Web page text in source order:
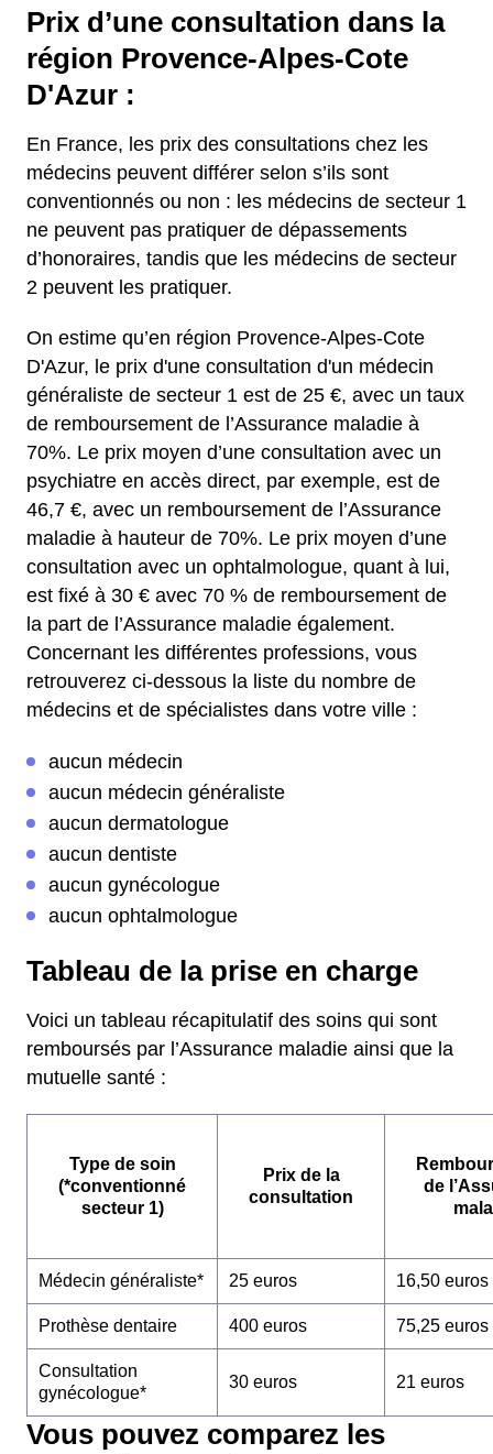
Prix d’une consultation dans la
région Provence-Alpes-Cote
D'Azur :
En France, les prix des consultations chez les
médecins peuvent différer selon s’ils sont
conventionnés ou non : les médecins de secteur 1
ne peuvent pas pratiquer de dépassements
d’honoraires, tandis que les médecins de secteur
2 peuvent les pratiquer.
On estime qu’en région Provence-Alpes-Cote
D'Azur, le prix d'une consultation d'un médecin
généraliste de secteur 1 est de 25 €, avec un taux
de remboursement de l’Assurance maladie à
70%. Le prix moyen d’une consultation avec un
psychiatre en accès direct, par exemple, est de
46,7 €, avec un remboursement de l’Assurance
maladie à hauteur de 70%. Le prix moyen d’une
consultation avec un ophtalmologue, quant à lui,
est fixé à 30 € avec 70 % de remboursement de
la part de l’Assurance maladie également.
Concernant les différentes professions, vous
retrouverez ci-dessous la liste du nombre de
médecins et de spécialistes dans votre ville :
aucun médecin
aucun médecin généraliste
aucun dermatologue
aucun dentiste
aucun gynécologue
aucun ophtalmologue
Tableau de la prise en charge
Voici un tableau récapitulatif des soins qui sont
remboursés par l’Assurance maladie ainsi que la
mutuelle santé :
Type de soin
(*conventionné
secteur 1)
Prix de la
consultation
de
Médecin généraliste* 25 euros 16,50 euros
Prothèse dentaire 400 euros 75,25 euros
Consultation
gynécologue*
30 euros 21 euros
Vous pouvez comparez les